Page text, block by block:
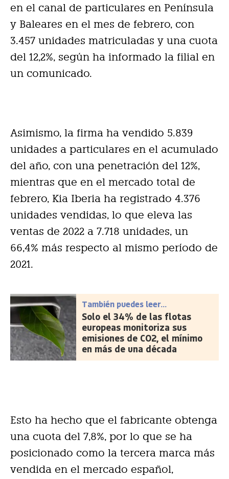
en el canal de particulares en Península
y Baleares en el mes de febrero, con
3.457 unidades matriculadas y una cuota
del 12,2%, según ha informado la filial en
un comunicado.
Asimismo, la firma ha vendido 5.839
unidades a particulares en el acumulado
del año, con una penetración del 12%,
mientras que en el mercado total de
febrero, Kia Iberia ha registrado 4.376
unidades vendidas, lo que eleva las
ventas de 2022 a 7.718 unidades, un
66,4% más respecto al mismo período de
2021.
También puedes leer...
Solo el 34% de las flotas
europeas monitoriza sus
emisiones de CO2, el mínimo
en más de una década
Esto ha hecho que el fabricante obtenga
una cuota del 7,8%, por lo que se ha
posicionado como la tercera marca más
vendida en el mercado español,